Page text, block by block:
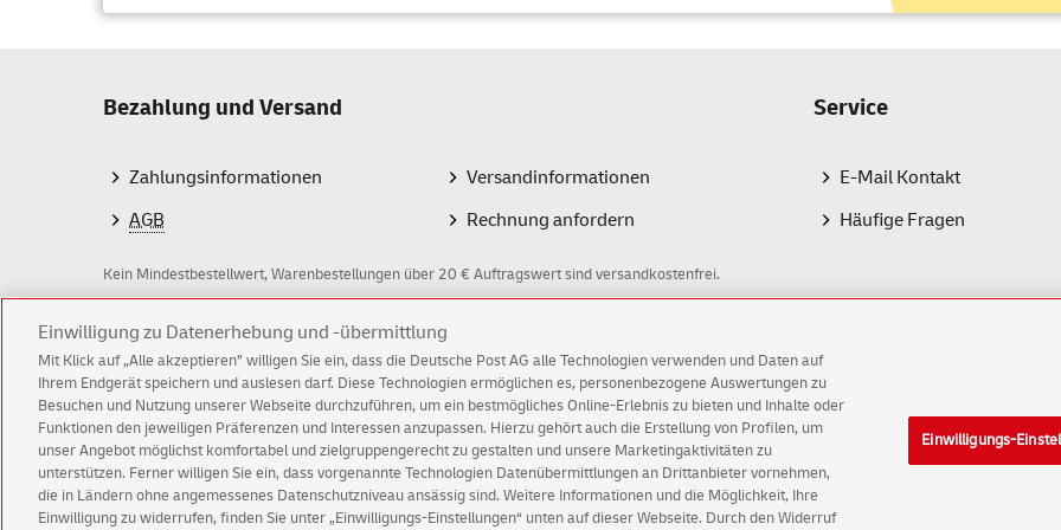
Urkunden, Ausweise, Zugangskarten
erfolgt die Zustellung persönlich an eine
einem Sendungsbild per Brief an die Absendeadresse. Gut geeignet für:
Erklärungen gegenüber Behörden und Gerichten (z.B.
Im Falle des Verlustes oder Beschädigung Ihrer Sendung haftet die
werden.
In der Regel können Sie schon einen Tag nach dem Versenden den
können Sie sich für die Produktvarianten Einschreiben und -Rückschein,
und auch selbst herunterladen.
Wie kann ich einen Brief mit Einschreiben
Bezahlung und Versand
Zahlungsinformationen
AGB
Versandinformationen
Rechnung anfordern
Service
E-Mail Kontakt
Häufige Fragen
Kein Mindestbestellwert, Warenbestellungen über 20 € Auftragswert sind versandkostenfrei.
Z
a
h
l
m
© Sun Aug 09 15:41:43 CEST 2026 Deutsche Post AG
Impressum
Datenschutz Einwilligungs-Einstellungen Rechtliche Hinweise Barrierefreiheit
Einwilligung zu Datenerhebung und -übermittlung
Mit Klick auf „Alle akzeptieren” willigen Sie ein, dass die Deutsche Post AG alle Technologien verwenden und Daten auf
Ihrem Endgerät speichern und auslesen darf. Diese Technologien ermöglichen es, personenbezogene Auswertungen zu
Besuchen und Nutzung unserer Webseite durchzuführen, um ein bestmögliches Online-Erlebnis zu bieten und Inhalte oder
Funktionen den jeweiligen Präferenzen und Interessen anzupassen. Hierzu gehört auch die Erstellung von Profilen, um
unser Angebot möglichst komfortabel und zielgruppengerecht zu gestalten und unsere Marketingaktivitäten zu
unterstützen. Ferner willigen Sie ein, dass vorgenannte Technologien Datenübermittlungen an Drittanbieter vornehmen,
die in Ländern ohne angemessenes Datenschutzniveau ansässig sind. Weitere Informationen und die Möglichkeit, Ihre
Einwilligung zu widerrufen, finden Sie unter „Einwilligungs-Einstellungen“ unten auf dieser Webseite. Durch den Widerruf
Einwilligungs-